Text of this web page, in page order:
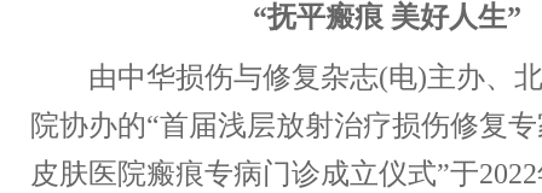
“抚平瘢痕 美好人生”
由中华损伤与修复杂志(电)主办、北
院协办的“首届浅层放射治疗损伤修复
皮肤医院瘢痕专病门诊成立仪式”于